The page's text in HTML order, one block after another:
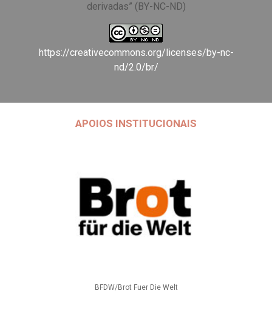
derivadas” (BY-NC-ND)
https://creativecommons.org/licenses/by-nc-
nd/2.0/br/
APOIOS INSTITUCIONAIS
BFDW/Brot Fuer Die Welt